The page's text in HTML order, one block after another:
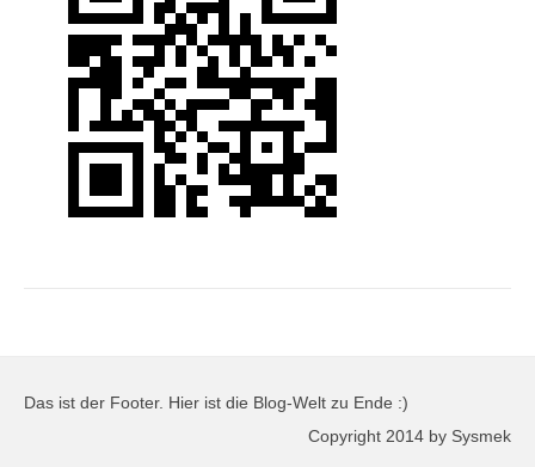
Das ist der Footer. Hier ist die Blog-Welt zu Ende :)
Copyright 2014 by Sysmek